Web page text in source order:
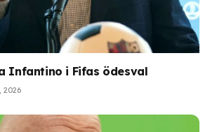
Infantino i Fifas ödesval
2026